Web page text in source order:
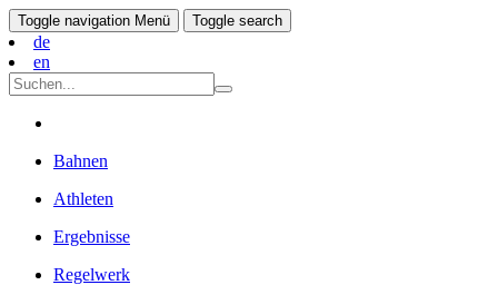
Toggle navigation Menü Toggle search
de
en
Bahnen
Athleten
Ergebnisse
Regelwerk